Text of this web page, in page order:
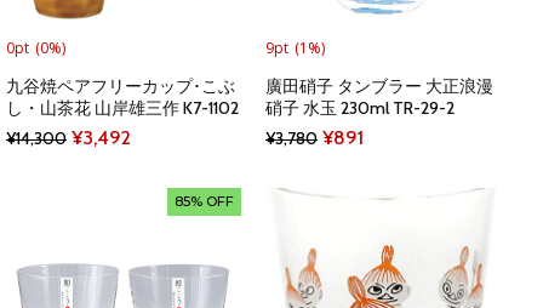
0pt (0%)
九谷焼ペアフリーカップ･こぶ
し・山茶花 山岸雄三作 K7-1102
¥14,300 Original
¥3,492
9pt (1%)
廣田硝子 タンブラー 大正浪漫
硝子 水玉 230ml TR-29-2
¥3,780 Original
was:
¥891
is:
85% OFF